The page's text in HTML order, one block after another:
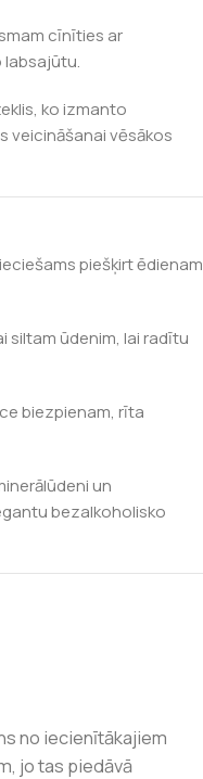
cīnīties ar
labsajūtu.
ko izmanto
veicināšanai vēsākos
piešķirt ēdienam
siltam ūdenim, lai radītu
biezpienam, rīta
un
bezalkoholisko
no iecienītākajiem
jo tas piedāvā